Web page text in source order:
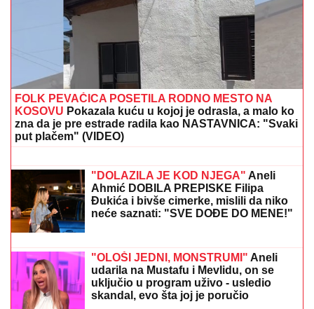
supruzi posle razvoda
"PLAŠIM SE SMRTI"Pevačica (73) u
panici nakon smrti kolega: "Velika sam
kukavica, mužu ne smem ni da
pomenem kupovinu grobnice"
OVAJ FAKULTET JE ZAVRŠILA SARA
JOSada uživa na putovanjima sa
Aleksejem Bjelogrlićem, a nekada se
školovala i u Italiji - OVO joj je bio